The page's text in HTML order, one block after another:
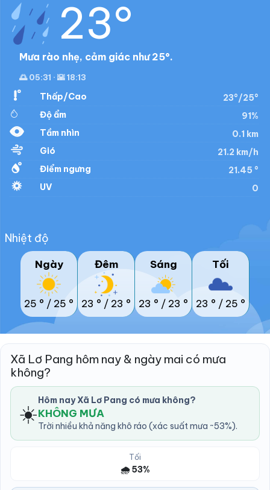
23°
Mưa rào nhẹ, cảm giác như 25°.
🌅 05:31 · 🌇 18:13
Thấp/Cao
23°/25°
Độ ẩm
91%
Tầm nhìn
0.1 km
Gió
21.2 km/h
Điểm ngưng
21.45 °
UV
0
Nhiệt độ
Ngày
25 ° / 25 °
Đêm
23 ° / 23 °
Sáng
23 ° / 23 °
Tối
23 ° / 25 °
Xã Lơ Pang hôm nay & ngày mai có mưa
không?
☀️ Hôm nay Xã Lơ Pang có mưa không?
KHÔNG MƯA
Trời nhiều khả năng khô ráo (xác suất mưa ~53%).
Tối
🌧️ 53%